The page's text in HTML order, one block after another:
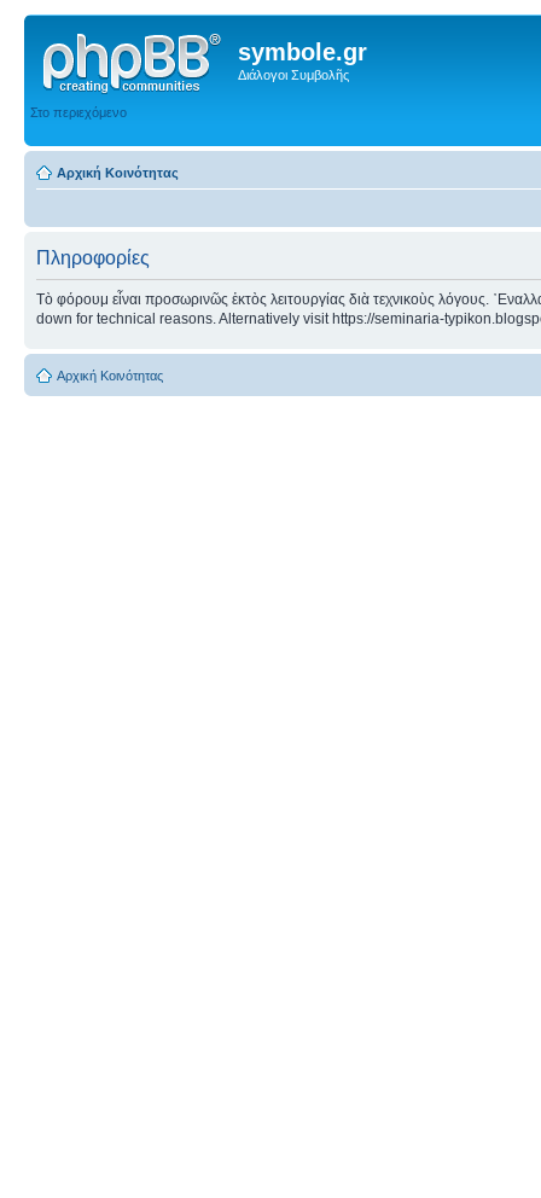
symbole.gr
Διάλογοι Συμβολῆς
Στο περιεχόμενο
Αρχική Κοινότητας
Πληροφορίες
Τὸ φόρουμ εἶναι προσωρινῶς ἐκτὸς λειτουργίας διὰ τεχνικοὺς λόγους.
down for technical reasons. Alternatively visit https://seminaria-
Αρχική Κοινότητας